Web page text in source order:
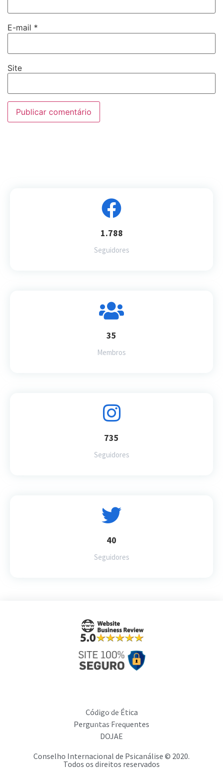
E-mail *
Site
1.788
Seguidores
35
Membros
735
Seguidores
40
Seguidores
Código de Ética
Perguntas Frequentes
DOJAE
Conselho Internacional de Psicanálise © 2020.
Todos os direitos reservados